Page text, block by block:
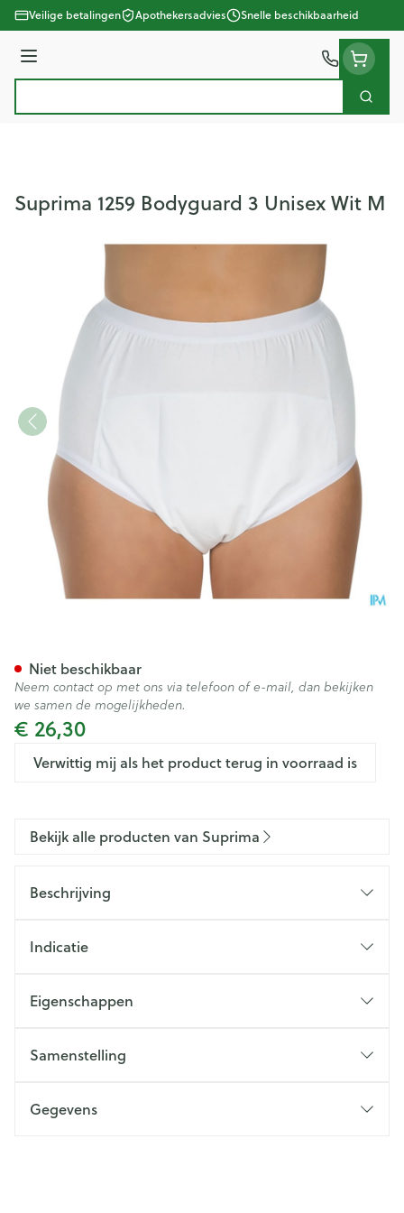
Ga naar de inhoud
Veilige betalingen Apothekersadvies Snelle beschikbaarheid
Menu
Zoek
Suprima 1259 Bodyguard 3 Unisex Wit M
€ 26,30
Verwittig mij als het product terug in voorraad is
Niet beschikbaar
Neem contact op met ons via telefoon of e-mail, dan bekijken
we samen de mogelijkheden.
Bekijk alle producten van Suprima
Beschrijving
Indicatie
Eigenschappen
Samenstelling
Gegevens